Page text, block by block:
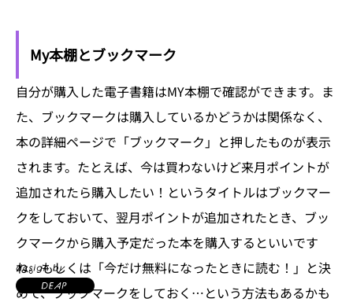
My本棚とブックマーク
自分が購入した電子書籍はMY本棚で確認ができます。ま
た、ブックマークは購入しているかどうかは関係なく、
本の詳細ページで「ブックマーク」と押したものが表示
されます。たとえば、今は買わないけど来月ポイントが
追加されたら購入したい！というタイトルはブックマー
クをしておいて、翌月ポイントが追加されたとき、ブッ
クマークから購入予定だった本を購入するといいです
ね。もしくは「今だけ無料になったときに読む！」と決
めて、ブックマークをしておく…という方法もあるかも